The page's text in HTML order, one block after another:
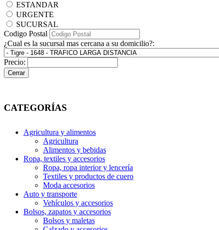
ESTANDAR
URGENTE
SUCURSAL
Codigo Postal
¿Cual es la sucursal mas cercana a su domicilio?:
Precio:
Cerrar
CATEGORÍAS
Agricultura y alimentos
Agricultura
Alimentos y bebidas
Ropa, textiles y accesorios
Ropa, ropa interior y lencería
Textiles y productos de cuero
Moda accesorios
Auto y transporte
Vehí­culos y accesorios
Bolsos, zapatos y accesorios
Bolsos y maletas